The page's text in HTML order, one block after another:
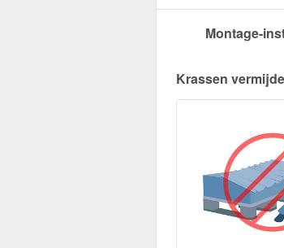
Montage-
Krassen